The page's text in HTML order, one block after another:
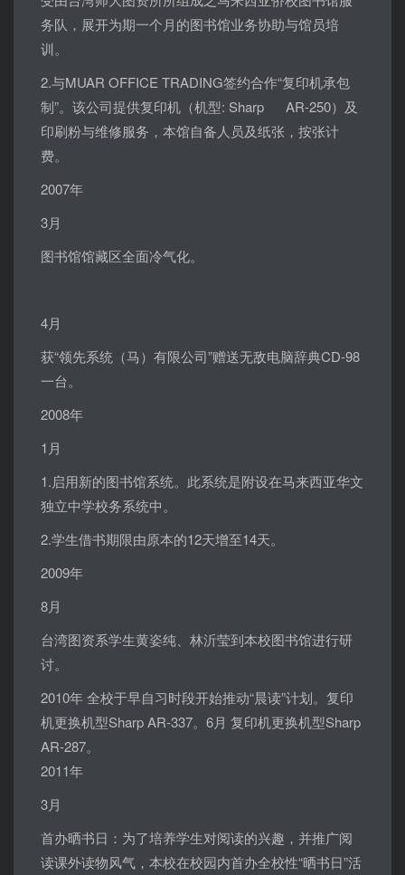
务队，展开为期一个月的图书馆业务协助与馆员培
训。
2.与MUAR OFFICE TRADING签约合作“复印机承包
制”。该公司提供复印机（机型: Sharp AR-250）及
印刷粉与维修服务，本馆自备人员及纸张，按张计
费。
2007年
3月
图书馆馆藏区全面冷气化。
4月
获“领先系统（马）有限公司”赠送无敌电脑辞典CD-98
一台。
2008年
1月
1.启用新的图书馆系统。此系统是附设在马来西亚华文
独立中学校务系统中。
2.学生借书期限由原本的12天增至14天。
2009年
8月
台湾图资系学生黄姿纯、林沂莹到本校图书馆进行研
讨。
2010年 全校于早自习时段开始推动“晨读”计划。复印
机更换机型Sharp AR-337。6月 复印机更换机型Sharp
AR-287。
2011年
3月
首办晒书日：为了培养学生对阅读的兴趣，并推广阅
读课外读物风气，本校在校园内首办全校性“晒书日”活